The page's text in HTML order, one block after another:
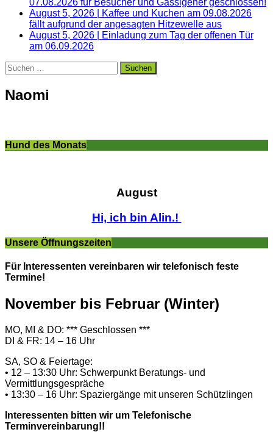
August 5, 2026
Kaffee und Kuchen am 09.08.2026
fällt aufgrund der angesagten Hitzewelle aus
August 5, 2026
Einladung zum Tag der offenen Tür
am 06.09.2026
Suchen
nach:
Naomi
Hund des Monats
August
Hi, ich bin Alin.!
Unsere Öffnungszeiten
Für Interessenten vereinbaren wir telefonisch feste
Termine!
November bis Februar (Winter)
MO, MI & DO: *** Geschlossen ***
DI & FR: 14 – 16 Uhr
SA, SO & Feiertage:
• 12 – 13:30 Uhr: Schwerpunkt Beratungs- und
Vermittlungsgespräche
• 13:30 – 16 Uhr: Spaziergänge mit unseren Schützlingen
Interessenten bitten wir um Telefonische
Terminvereinbarung!!